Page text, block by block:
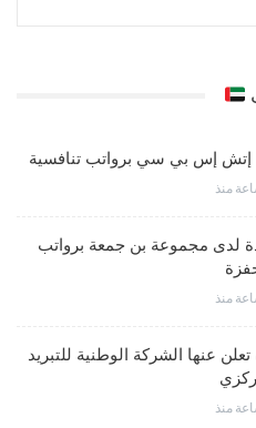
إتش إس بي سي برواتب تنافسية
لدى مجموعة بن جمعة برواتب
عنها الشركة الوطنية للتبريد